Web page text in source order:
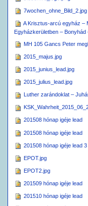
7wochen_ohne_Bild_2.jpg
A Krisztus-arcú egyház –
Egyházkerületben – Bonyhád
MH 105 Gancs Peter
2015_majus.jpg
2015_junius_lead.jpg
2015_julius_lead.jpg
Luther zarándoklat –
201508 hónap igéje lead
201508 hónap igéje lead
201508 hónap igéje lead 3
EPOT.jpg
EPOT2.jpg
201509 hónap igéje lead
201510 hónap igéje lead